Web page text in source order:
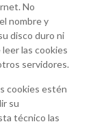
No
nombre y
disco duro ni
las cookies
servidores.
cookies estén
su
técnico las